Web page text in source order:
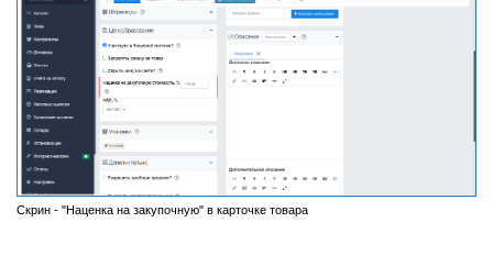
Скрин - "Наценка на закупочную" в карточке товара